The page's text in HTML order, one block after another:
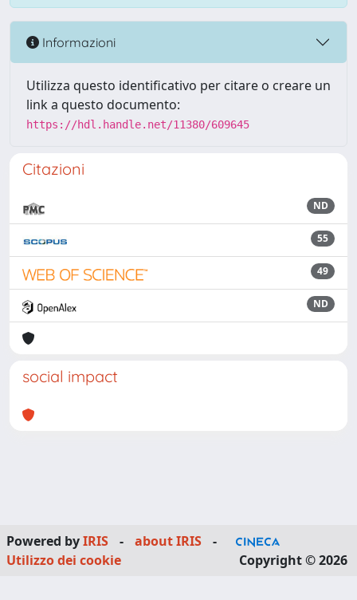
Informazioni
Utilizza questo identificativo per citare o creare un
link a questo documento:
https://hdl.handle.net/11380/609645
Citazioni
ND
55
49
ND
social impact
Powered byIRIS - about IRIS
-
Utilizzo dei cookie
Copyright © 2026